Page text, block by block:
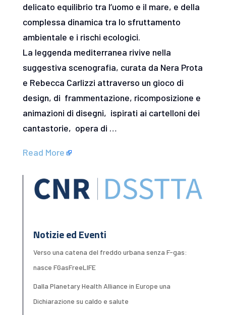
delicato equilibrio tra l’uomo e il mare, e della
complessa dinamica tra lo sfruttamento
ambientale e i rischi ecologici.
La leggenda mediterranea rivive nella
suggestiva scenografia, curata da Nera Prota
e Rebecca Carlizzi attraverso un gioco di
design, di frammentazione, ricomposizione e
animazioni di disegni, ispirati ai cartelloni dei
cantastorie, opera di …
Read More
Notizie ed Eventi
Verso una catena del freddo urbana senza F-gas:
nasce FGasFreeLIFE
Dalla Planetary Health Alliance in Europe una
Dichiarazione su caldo e salute